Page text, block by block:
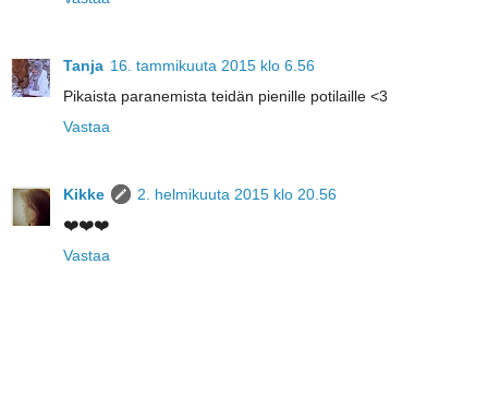
Tanja 16. tammikuuta 2015 klo 6.56
Pikaista paranemista teidän pienille potilaille <3
Vastaa
Kikke
2. helmikuuta 2015 klo 20.56
❤️❤️❤️
Vastaa